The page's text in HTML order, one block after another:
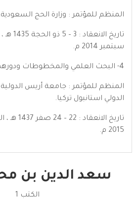
المنظم للمؤتمر : وزارة الحج السعودية.
سبتمبر 2014 م.
4- البحث العلمي والمخطوطات ودورهما في البناء الحضاري.
المنظم للمؤتمر : جامعة أريس الدولية
الدولي استانبول تركيا.
2015 م.
سعد الدين بن
الكتب 1